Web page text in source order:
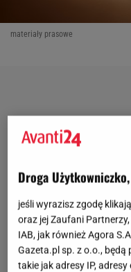
materiały prasowe
Droga
jeśli wyrazisz zgodę
oraz jej Zaufani
IAB, jak również Agora
Gazeta.pl sp. z o.o.,
takie jak adresy IP,